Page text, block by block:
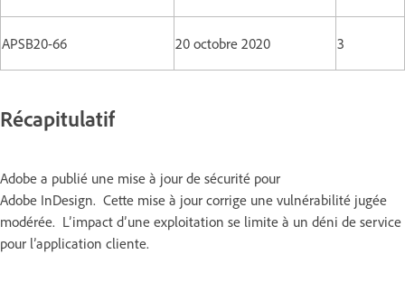
APSB20-66 20 octobre 2020 3
Récapitulatif
Adobe a publié une mise à jour de sécurité pour
Adobe InDesign. Cette mise à jour corrige une vulnérabilité jugée
modérée. L’impact d’une exploitation se limite à un déni de service
pour l’application cliente.